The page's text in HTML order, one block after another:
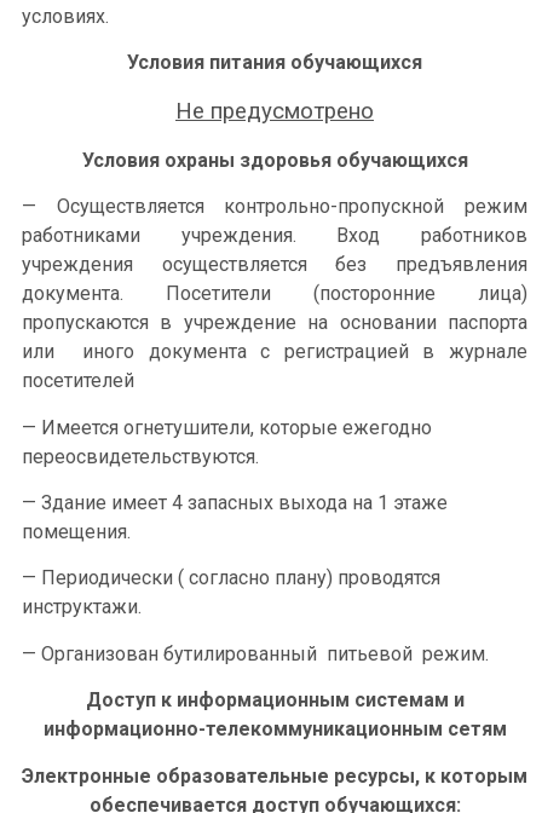
условиях.
Условия питания обучающихся
Не предусмотрено
Условия охраны здоровья обучающихся
— Осуществляется контрольно-пропускной режим
работниками учреждения. Вход работников
учреждения осуществляется без предъявления
документа. Посетители (посторонние лица)
пропускаются в учреждение на основании паспорта
или иного документа с регистрацией в журнале
посетителей
— Имеется огнетушители, которые ежегодно
переосвидетельствуются.
— Здание имеет 4 запасных выхода на 1 этаже
помещения.
— Периодически ( согласно плану) проводятся
инструктажи.
— Организован бутилированный питьевой режим.
Доступ к информационным системам и
информационно-телекоммуникационным сетям
Электронные образовательные ресурсы, к которым
обеспечивается доступ обучающихся: